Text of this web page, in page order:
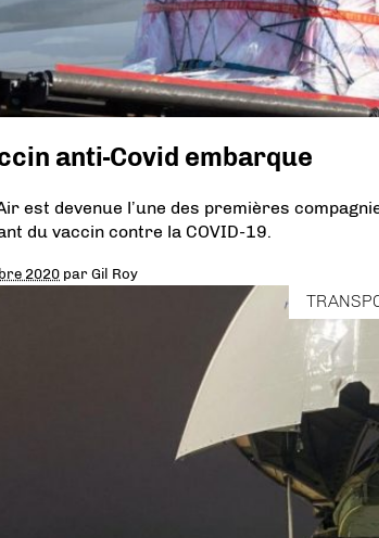
anti-Covid embarque
est devenue l’une des premières
du vaccin contre la COVID-19.
2020 parGil Roy